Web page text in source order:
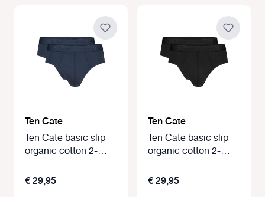
Ten Cate
Ten Cate basic slip
organic cotton 2-
€ 29,95
Ten Cate
Ten Cate basic slip
organic cotton 2-
€ 29,95